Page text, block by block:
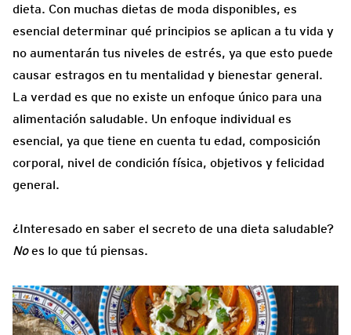
dieta. Con muchas dietas de moda disponibles, es
esencial determinar qué principios se aplican a tu vida y
no aumentarán tus niveles de estrés, ya que esto puede
causar estragos en tu mentalidad y bienestar general.
La verdad es que no existe un enfoque único para una
alimentación saludable. Un enfoque individual es
esencial, ya que tiene en cuenta tu edad, composición
corporal, nivel de condición física, objetivos y felicidad
general.
¿Interesado en saber el secreto de una dieta saludable?
Noes lo que tú piensas.